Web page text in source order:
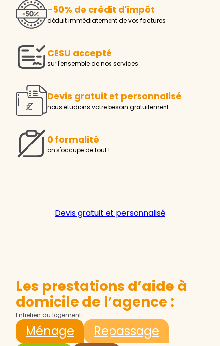
-50% de crédit d'impôt
déduit immédiatement de vos factures
CESU accepté
sur l'ensemble de nos services
Devis gratuit et personnalisé
nous étudions votre besoin gratuitement
0 formalité
on s'occupe de tout !
Devis gratuit et personnalisé
Les prestations d’aide à
domicile de l’agence :
Entretien du logement
Ménage
Repassage